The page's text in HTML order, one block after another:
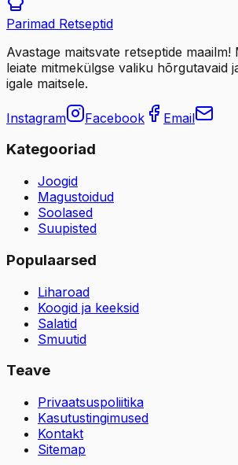
Parimad Retseptid
Avastage maitsvate retseptide maailm!
leiate mitmekülgse valiku hõrgutavaid
igale maitsele.
Instagram Facebook Email
Kategooriad
Joogid
Magustoidud
Soolased
Suupisted
Populaarsed
Liharoad
Koogid ja keeksid
Salatid
Smuutid
Teave
Privaatsuspoliitika
Kasutustingimused
Kontakt
Sitemap